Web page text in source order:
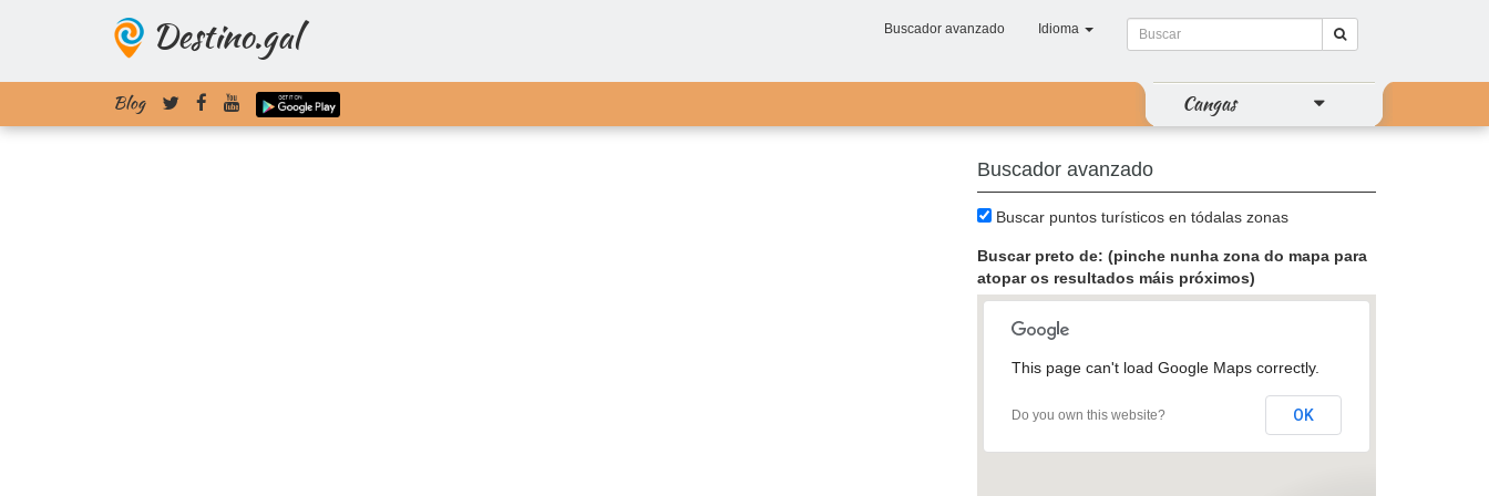
Destino.gal Buscador avanzado Idioma
Blog Cangas
Buscador avanzado
Buscar puntos turísticos en tódalas zonas
Buscar preto de: (pinche nunha zona do mapa para
atopar os resultados máis próximos)
This page can't load Google Maps correctly.
Do you own this website? OK